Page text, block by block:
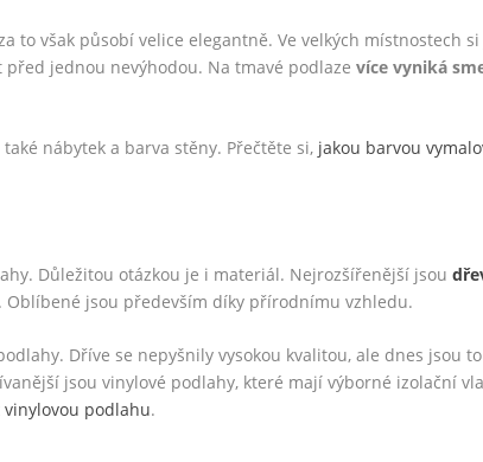
to však působí velice elegantně. Ve velkých místnostech
před jednou nevýhodou. Na tmavé podlazevíce vyniká
nábytek a barva stěny. Přečtěte si, jakou barvou
Důležitou otázkou je i materiál. Nejrozšířenější jsou
Oblíbené jsou především díky přírodnímu vzhledu.
Dříve se nepyšnily vysokou kvalitou, ale dnes jsou
jsou vinylové podlahy, které mají výborné izolační
vinylovou podlahu.